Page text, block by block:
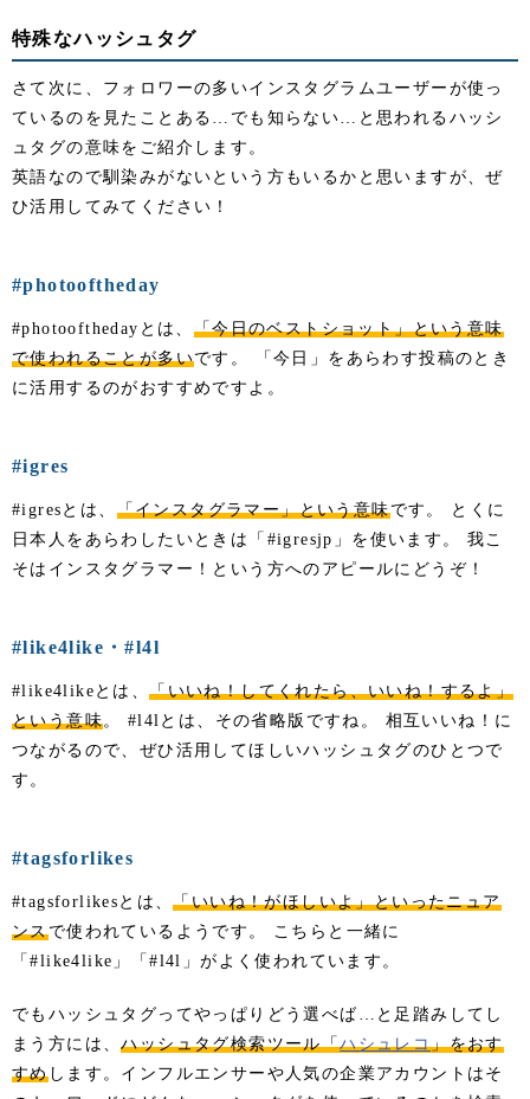
特殊なハッシュタグ
さて次に、フォロワーの多いインスタグラムユーザーが使っ
ているのを見たことある…でも知らない…と思われるハッシ
ュタグの意味をご紹介します。
英語なので馴染みがないという方もいるかと思いますが、ぜ
ひ活用してみてください！
#photooftheday
#photoofthedayとは、 「今日のベストショット」という意味
で使われることが多いです。 「今日」をあらわす投稿のとき
に活用するのがおすすめですよ。
#igres
#igresとは、 「インスタグラマー」という意味です。 とくに
日本人をあらわしたいときは「#igresjp」を使います。 我こ
そはインスタグラマー！という方へのアピールにどうぞ！
#like4like・#l4l
#like4likeとは、「いいね！してくれたら、いいね！するよ」
という意味。 #l4lとは、その省略版ですね。 相互いいね！に
つながるので、ぜひ活用してほしいハッシュタグのひとつで
す。
#tagsforlikes
#tagsforlikesとは、「いいね！がほしいよ」といったニュア
ンスで使われているようです。 こちらと一緒に
「#like4like」「#l4l」がよく使われています。
でもハッシュタグってやっぱりどう選べば…と足踏みしてし
まう方には、ハッシュタグ検索ツール「ハシュレコ」をおす
すめします。インフルエンサーや人気の企業アカウントはそ